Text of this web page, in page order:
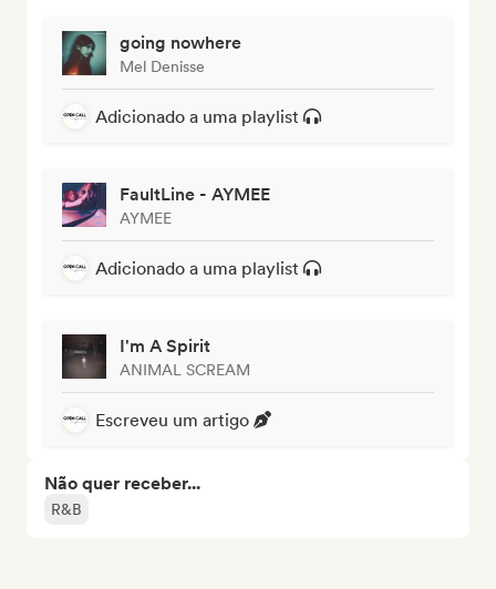
going nowhere
Mel Denisse
Adicionado a uma playlist
FaultLine - AYMEE
AYMEE
Adicionado a uma playlist
I'm A Spirit
ANIMAL SCREAM
Escreveu um artigo
Não quer receber...
R&B